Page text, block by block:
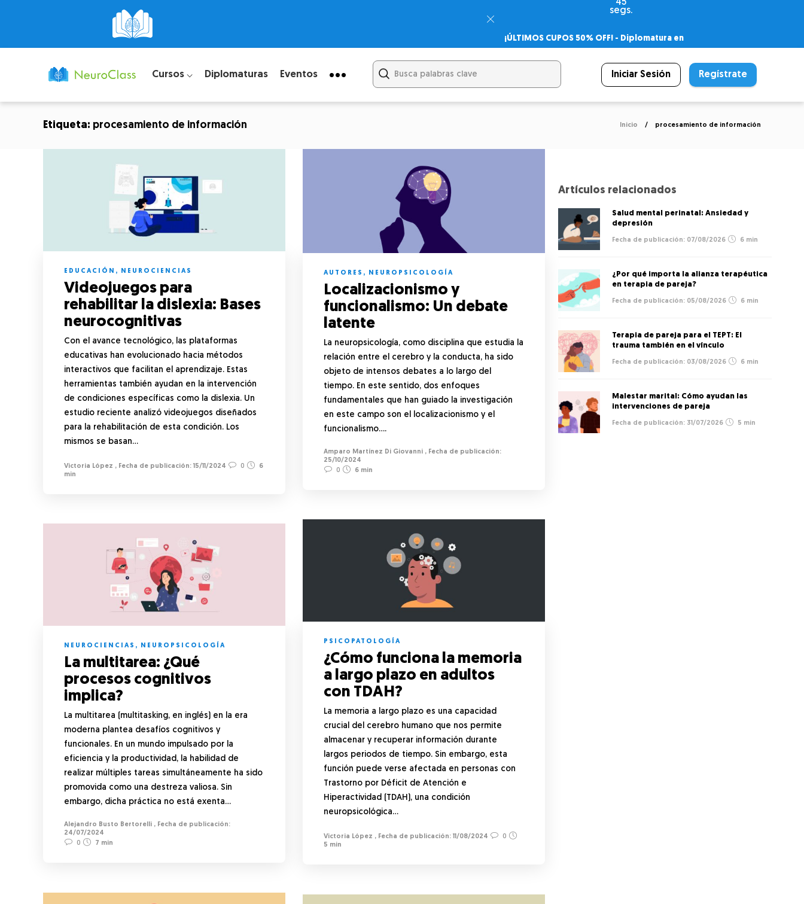
44
segs.
¡ÚLTIMOS CUPOS 50% OFF! - Diplomatura en
– Certificado Universitario
Cursos ⌵ Diplomaturas Eventos Iniciar Sesión Regístrate
Etiqueta: procesamiento de información Inicio procesamiento de información
EDUCACIÓN , NEUROCIENCIAS
Videojuegos para
rehabilitar la dislexia: Bases
neurocognitivas
Con el avance tecnológico, las plataformas
educativas han evolucionado hacia métodos
interactivos que facilitan el aprendizaje. Estas
herramientas también ayudan en la intervención
de condiciones específicas como la dislexia. Un
estudio reciente analizó videojuegos diseñados
para la rehabilitación de esta condición. Los
mismos se basan…
Victoria López , 15/11/2024 0
6
min
AUTORES , NEUROPSICOLOGÍA
Localizacionismo y
funcionalismo: Un debate
latente
La neuropsicología, como disciplina que estudia la
relación entre el cerebro y la conducta, ha sido
objeto de intensos debates a lo largo del
tiempo. En este sentido, dos enfoques
fundamentales que han guiado la investigación
en este campo son el localizacionismo y el
funcionalismo….
Amparo Martínez Di Giovanni ,
25/10/2024
0
6 min
PSICOPATOLOGÍA
¿Cómo funciona la memoria
a largo plazo en adultos
con TDAH?
La memoria a largo plazo es una capacidad
crucial del cerebro humano que nos permite
almacenar y recuperar información durante
largos periodos de tiempo. Sin embargo, esta
función puede verse afectada en personas con
Trastorno por Déficit de Atención e
Hiperactividad (TDAH), una condición
neuropsicológica…
Victoria López , 11/08/2024
0
5 min
NEUROCIENCIAS , NEUROPSICOLOGÍA
La multitarea: ¿Qué
procesos cognitivos
implica?
La multitarea (multitasking, en inglés) en la era
moderna plantea desafíos cognitivos y
funcionales. En un mundo impulsado por la
eficiencia y la productividad, la habilidad de
realizar múltiples tareas simultáneamente ha sido
promovida como una destreza valiosa. Sin
embargo, dicha práctica no está exenta…
Alejandro Busto Bertorelli ,
24/07/2024
0
7 min
Artículos relacionados
Salud mental perinatal: Ansiedad y
depresión
07/08/2026 6 min
¿Por qué importa la alianza terapéutica
en terapia de pareja?
05/08/2026 6 min
Terapia de pareja para el TEPT: El
trauma también en el vínculo
03/08/2026 6 min
Malestar marital: Cómo ayudan las
intervenciones de pareja
31/07/2026 5 min